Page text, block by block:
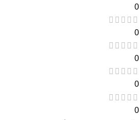
0
0
0
0
0